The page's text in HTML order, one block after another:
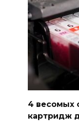
4 весомых
картридж